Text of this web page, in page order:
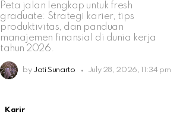
Peta jalan lengkap untuk fresh
graduate: Strategi karier, tips
produktivitas, dan panduan
manajemen finansial di dunia kerja
tahun 2026.
by Jati Sunarto July 28, 2026, 11:34 pm
Karir